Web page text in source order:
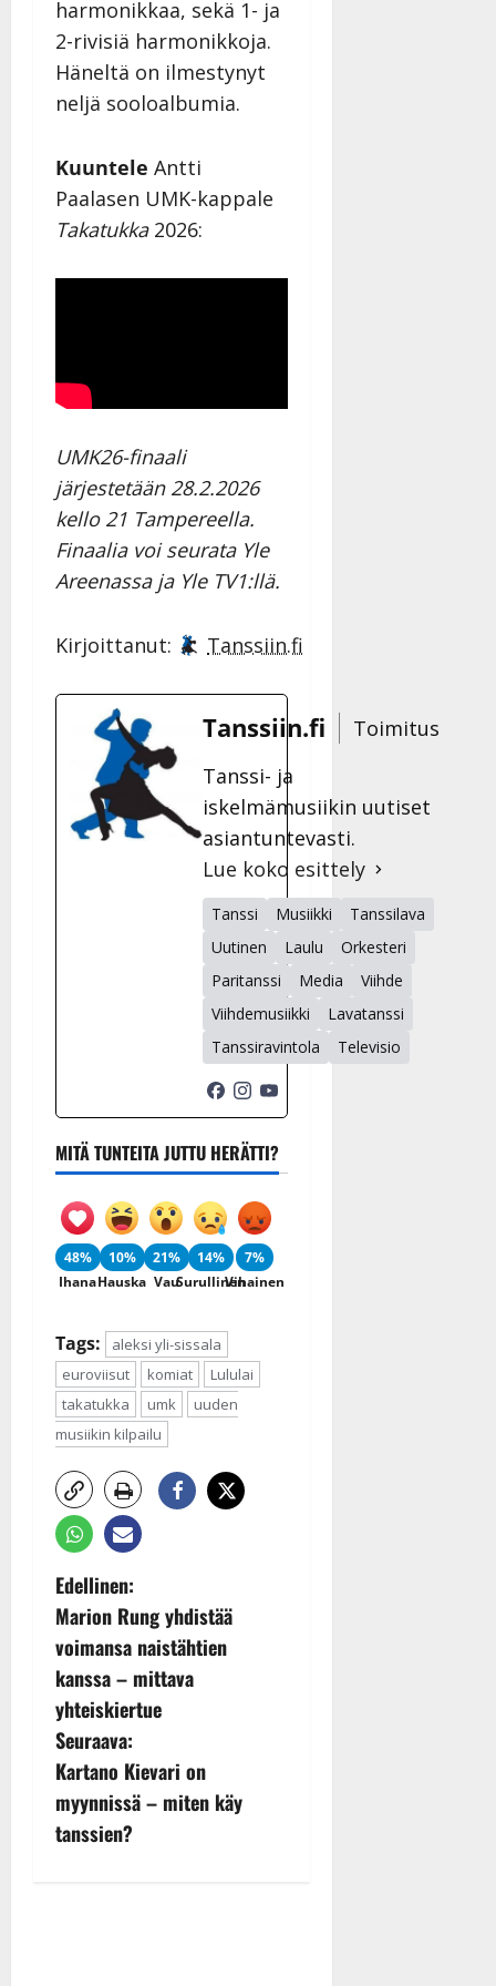
harmonikkaa, sekä 1- ja
2-rivisiä harmonikkoja.
Häneltä on ilmestynyt
neljä sooloalbumia.
Kuuntele Antti
Paalasen UMK-kappale
Takatukka2026:
UMK26-finaali
järjestetään 28.2.2026
kello 21 Tampereella.
Finaalia voi seurata Yle
Areenassa ja Yle TV1:llä.
Kirjoittanut: Tanssiin.fi
Tanssiin.fi
Toimitus
Tanssi- ja
iskelmämusiikin uutiset
asiantuntevasti.
Lue koko esittely
Tanssi Musiikki
Tanssilava
Uutinen
Laulu
Orkesteri
Paritanssi
Media
Viihde
Viihdemusiikki
Lavatanssi
Tanssiravintola
Televisio
MITÄ TUNTEITA JUTTU HERÄTTI?
48%
Ihana
10%
Hauska
21%
Vau
14%
Surullinen
7%
Vihainen
Tags:
aleksi yli-sissala
euroviisut
komiat
Lululai
takatukka
umk
uuden
musiikin kilpailu
P
o
s
t
n
a
Edellinen:
Marion Rung yhdistää
voimansa naistähtien
kanssa – mittava
yhteiskiertue
Seuraava:
Kartano Kievari on
myynnissä – miten käy
tanssien?